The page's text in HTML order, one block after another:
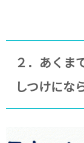
２．あくま
しつけにな